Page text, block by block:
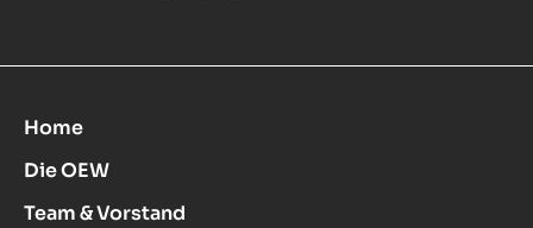
Home
Die OEW
Team & Vorstand